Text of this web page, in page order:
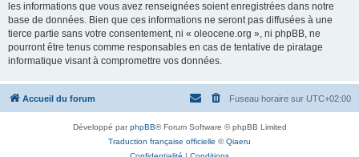
les informations que vous avez renseignées soient enregistrées dans notre
base de données. Bien que ces informations ne seront pas diffusées à une
tierce partie sans votre consentement, ni « oleocene.org », ni phpBB, ne
pourront être tenus comme responsables en cas de tentative de piratage
informatique visant à compromettre vos données.
Accueil du forum Fuseau horaire sur UTC+02:00
Développé parphpBB® Forum Software © phpBB Limited
Traduction française officielle ©Qiaeru